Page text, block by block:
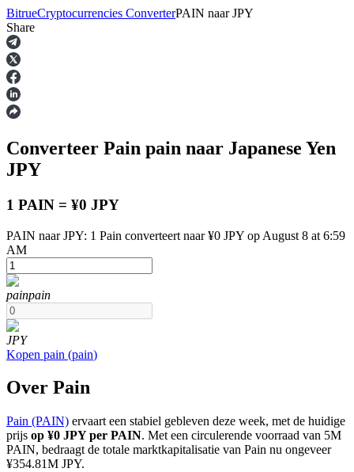
Termijncontracten
USDT-futures
COIN-M-futures
Cryptocurrency-futures
BitrueCryptocurrencies ConverterPAIN naar JPY
Share
Converteer Pain pain naar Japanese Yen
JPY
1 PAIN = ¥0 JPY
PAIN naar JPY: 1 Pain converteert naar ¥0 JPY op August 8 at 6:59
AM
painpain
JPY
Kopen pain (pain)
Over Pain
Pain (PAIN) ervaart een stabiel gebleven deze week, met de huidige
prijs op ¥0 JPY per PAIN. Met een circulerende voorraad van 5M
PAIN, bedraagt de totale marktkapitalisatie van Pain nu ongeveer
¥354.81M JPY.